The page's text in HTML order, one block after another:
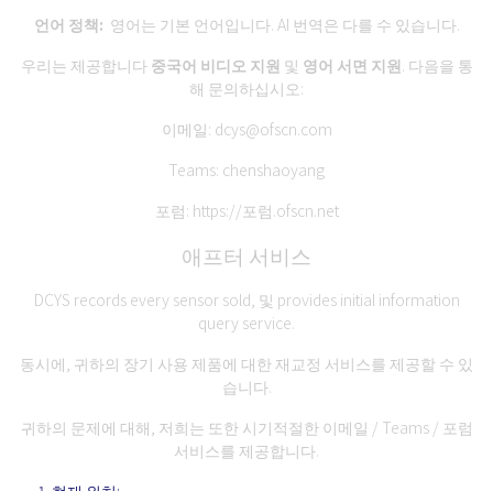
언어 정책: 영어는 기본 언어입니다. AI 번역은 다를 수 있습니다.
우리는 제공합니다 중국어 비디오 지원 및 영어 서면 지원. 다음을 통
해 문의하십시오:
이메일: dcys@ofscn.com
Teams: chenshaoyang
포럼: https://포럼.ofscn.net
애프터 서비스
DCYS records every sensor sold, 및 provides initial information
query service.
동시에, 귀하의 장기 사용 제품에 대한 재교정 서비스를 제공할 수 있
습니다.
귀하의 문제에 대해, 저희는 또한 시기적절한 이메일 / Teams / 포럼
서비스를 제공합니다.